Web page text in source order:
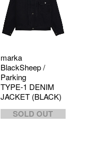
marka
BlackSheep /
Parking
TYPE-1 DENIM
JACKET (BLACK)
SOLD OUT